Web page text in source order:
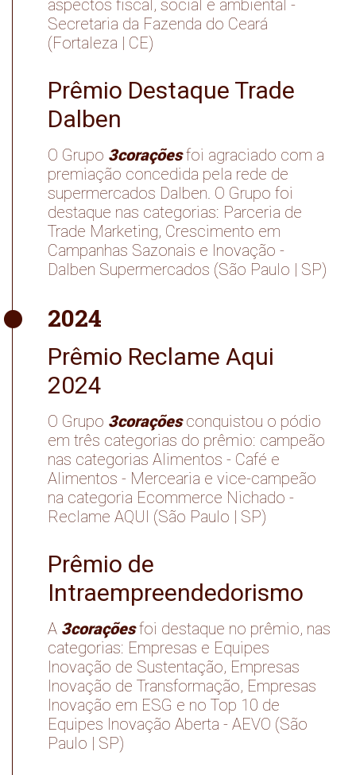
aspectos fiscal, social e ambiental -
Secretaria da Fazenda do Ceará
(Fortaleza | CE)
Prêmio Destaque Trade
Dalben
O Grupo 3coraçõesfoi agraciado com a
premiação concedida pela rede de
supermercados Dalben. O Grupo foi
destaque nas categorias: Parceria de
Trade Marketing, Crescimento em
Campanhas Sazonais e Inovação -
Dalben Supermercados (São Paulo | SP)
2024
Prêmio Reclame Aqui
2024
O Grupo 3coraçõesconquistou o pódio
em três categorias do prêmio: campeão
nas categorias Alimentos - Café e
Alimentos - Mercearia e vice-campeão
na categoria Ecommerce Nichado -
Reclame AQUI (São Paulo | SP)
Prêmio de
Intraempreendedorismo
A 3coraçõesfoi destaque no prêmio, nas
categorias: Empresas e Equipes
Inovação de Sustentação, Empresas
Inovação de Transformação, Empresas
Inovação em ESG e no Top 10 de
Equipes Inovação Aberta - AEVO (São
Paulo | SP)